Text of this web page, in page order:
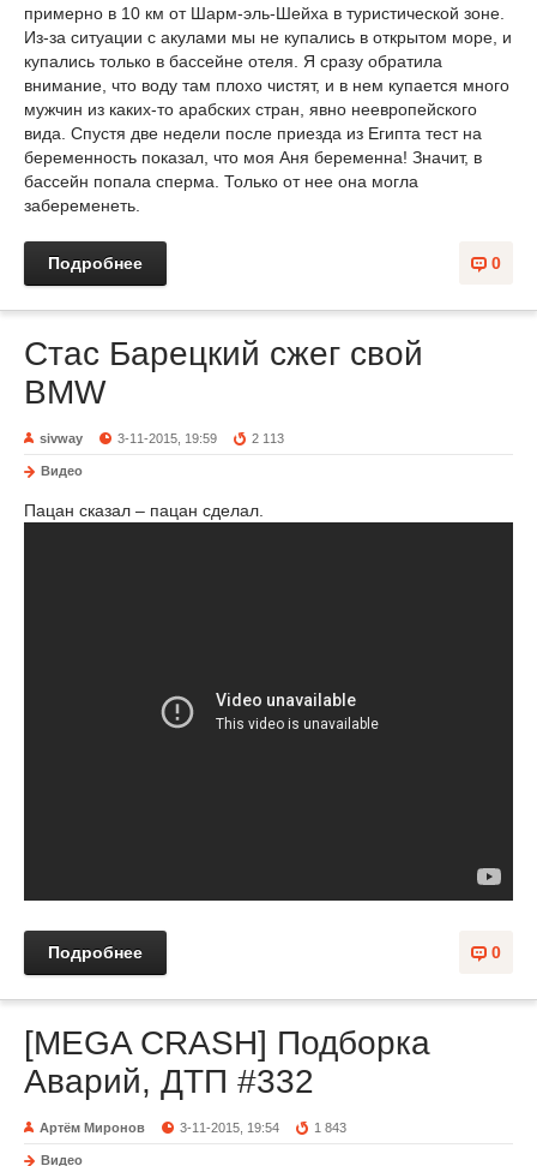
примерно в 10 км от Шарм-эль-Шейха в туристической зоне.
Из-за ситуации с акулами мы не купались в открытом море, и
купались только в бассейне отеля. Я сразу обратила
внимание, что воду там плохо чистят, и в нем купается много
мужчин из каких-то арабских стран, явно неевропейского
вида. Спустя две недели после приезда из Египта тест на
беременность показал, что моя Аня беременна! Значит, в
бассейн попала сперма. Только от нее она могла
забеременеть.
0
Подробнее
Стас Барецкий сжег свой
BMW
sivway 3-11-2015, 19:59 2 113
Видео
Пацан сказал – пацан сделал.
0
Подробнее
[MEGA CRASH] Подборка
Аварий, ДТП #332
Артём Миронов 3-11-2015, 19:54 1 843
Видео